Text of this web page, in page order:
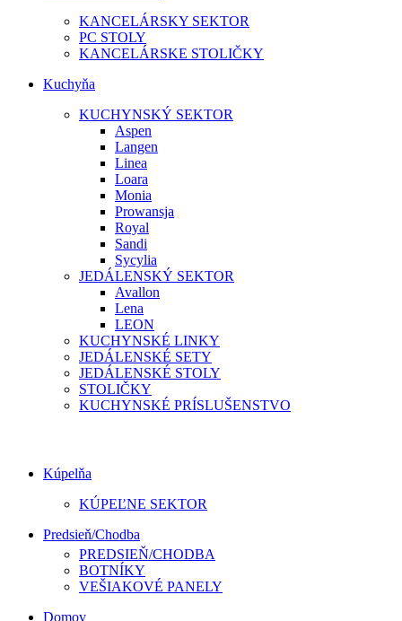
KANCELÁRSKY SEKTOR
PC STOLY
KANCELÁRSKE STOLIČKY
Kuchyňa
KUCHYNSKÝ SEKTOR
Aspen
Langen
Linea
Loara
Monia
Prowansja
Royal
Sandi
Sycylia
JEDÁLENSKÝ SEKTOR
Avallon
Lena
LEON
KUCHYNSKÉ LINKY
JEDÁLENSKÉ SETY
JEDÁLENSKÉ STOLY
STOLIČKY
KUCHYNSKÉ PRÍSLUŠENSTVO
Kúpelňa
KÚPEĽNE SEKTOR
Predsieň/Chodba
PREDSIEŇ/CHODBA
BOTNÍKY
VEŠIAKOVÉ PANELY
Domov